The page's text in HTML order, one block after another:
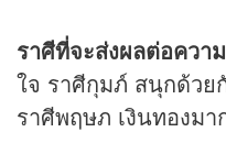
ราศีที่จะส่งผลต่อควา
ใจ ราศีกุมภ์ สนุกด้วย
ราศีพฤษภ เงินทองม